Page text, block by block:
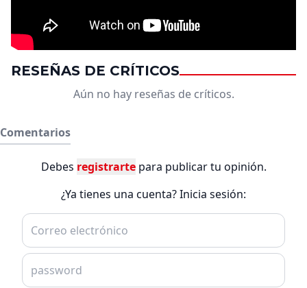
RESEÑAS DE CRÍTICOS
Aún no hay reseñas de críticos.
Comentarios
Debes registrartepara publicar tu opinión.
¿Ya tienes una cuenta? Inicia sesión: